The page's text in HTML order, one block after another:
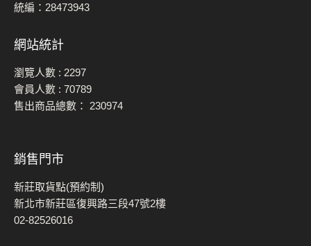
統編：28473943
網站統計
瀏覽人數 : 2297
會員人數 : 70789
售出商品總數： 230974
銷售門市
新莊取貨點(預約制)
新北市新莊區復興路三段47號2樓
02-82526016